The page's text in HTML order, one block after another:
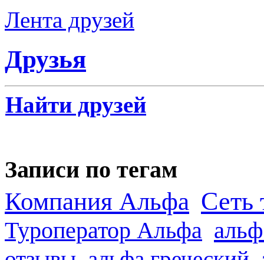
Лента друзей
Друзья
Найти друзей
Записи по тегам
Компания Альфа Сеть
Туроператор Альфа